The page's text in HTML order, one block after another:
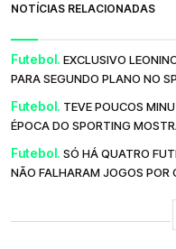
NOTÍCIAS RELACIONADAS
Futebol. EXCLUSIVO
PARA SEGUNDO PLANO NO
Futebol. TEVE POUCOS
ÉPOCA DO SPORTING
Futebol. SÓ HÁ QUATRO
NÃO FALHARAM JOGOS POR